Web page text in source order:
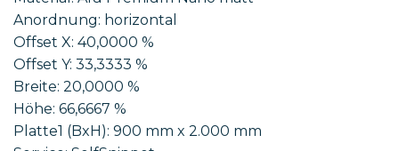
Anordnung: horizontal
Offset X: 40,0000 %
Offset Y: 33,3333 %
Breite: 20,0000 %
Höhe: 66,6667 %
Platte1 (BxH): 900 mm x 2.000 mm